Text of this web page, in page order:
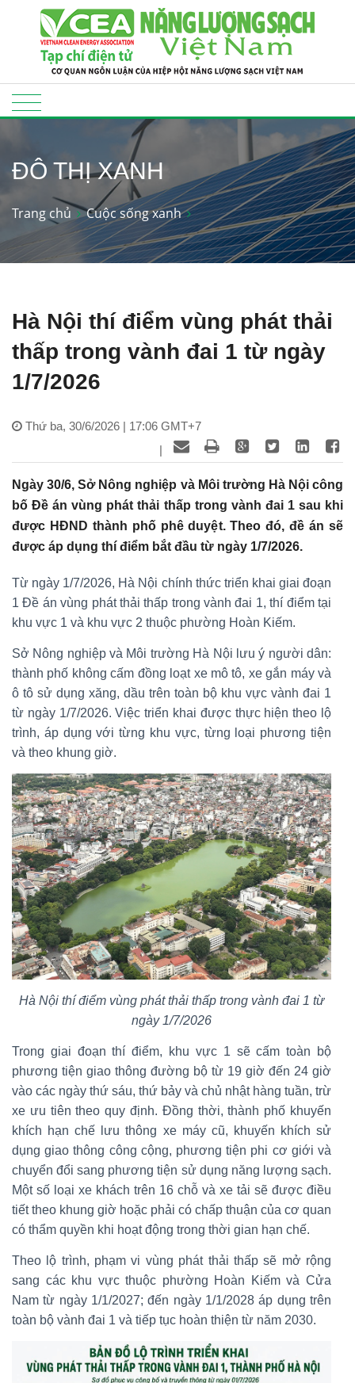
ĐÔ THỊ XANH
Trang chủ Cuộc sống xanh
Hà Nội thí điểm vùng phát thải
thấp trong vành đai 1 từ ngày
1/7/2026
Thứ ba, 30/6/2026 | 17:06 GMT+7
|
Ngày 30/6, Sở Nông nghiệp và Môi trường Hà Nội công
bố Đề án vùng phát thải thấp trong vành đai 1 sau khi
được HĐND thành phố phê duyệt. Theo đó, đề án sẽ
được áp dụng thí điểm bắt đầu từ ngày 1/7/2026.
Từ ngày 1/7/2026, Hà Nội chính thức triển khai giai đoạn
1 Đề án vùng phát thải thấp trong vành đai 1, thí điểm tại
khu vực 1 và khu vực 2 thuộc phường Hoàn Kiếm.
Sở Nông nghiệp và Môi trường Hà Nội lưu ý người dân:
thành phố không cấm đồng loạt xe mô tô, xe gắn máy và
ô tô sử dụng xăng, dầu trên toàn bộ khu vực vành đai 1
từ ngày 1/7/2026. Việc triển khai được thực hiện theo lộ
trình, áp dụng với từng khu vực, từng loại phương tiện
và theo khung giờ.
Hà Nội thí điểm vùng phát thải thấp trong vành đai 1 từ
ngày 1/7/2026
Trong giai đoạn thí điểm, khu vực 1 sẽ cấm toàn bộ
phương tiện giao thông đường bộ từ 19 giờ đến 24 giờ
vào các ngày thứ sáu, thứ bảy và chủ nhật hàng tuần, trừ
xe ưu tiên theo quy định. Đồng thời, thành phố khuyến
khích hạn chế lưu thông xe máy cũ, khuyến khích sử
dụng giao thông công cộng, phương tiện phi cơ giới và
chuyển đổi sang phương tiện sử dụng năng lượng sạch.
Một số loại xe khách trên 16 chỗ và xe tải sẽ được điều
tiết theo khung giờ hoặc phải có chấp thuận của cơ quan
có thẩm quyền khi hoạt động trong thời gian hạn chế.
Theo lộ trình, phạm vi vùng phát thải thấp sẽ mở rộng
sang các khu vực thuộc phường Hoàn Kiếm và Cửa
Nam từ ngày 1/1/2027; đến ngày 1/1/2028 áp dụng trên
toàn bộ vành đai 1 và tiếp tục hoàn thiện từ năm 2030.